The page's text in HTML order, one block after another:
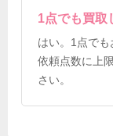
1点でも買取
はい。1点で
依頼点数に上
さい。